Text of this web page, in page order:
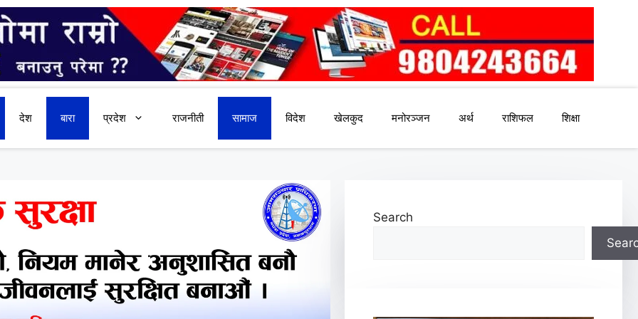
देश बारा प्रदेश राजनीती सामाज विदेश खेलकुद मनोरञ्जन अर्थ राशिफल शिक्षा
Search